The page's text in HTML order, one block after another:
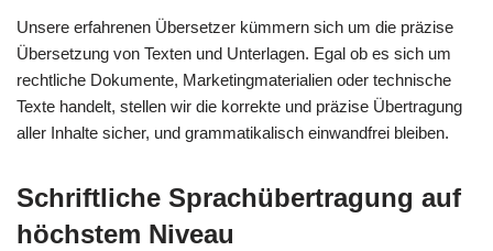
Unsere erfahrenen Übersetzer kümmern sich um die präzise
Übersetzung von Texten und Unterlagen. Egal ob es sich um
rechtliche Dokumente, Marketingmaterialien oder technische
Texte handelt, stellen wir die korrekte und präzise Übertragung
aller Inhalte sicher, und grammatikalisch einwandfrei bleiben.
Schriftliche Sprachübertragung auf
höchstem Niveau